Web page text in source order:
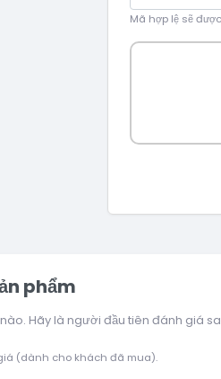
Mã hợp lệ sẽ
phẩm
Hãy là người đầu tiên đánh giá
(dành cho khách đã mua).